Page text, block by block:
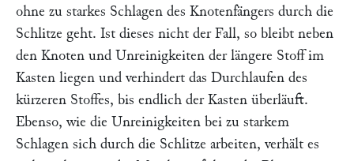
ohne zu starkes Schlagen des Knotenfängers durch die
Schlitze geht. Ist dieses nicht der Fall, so bleibt neben
den Knoten und Unreinigkeiten der längere Stoff im
Kasten liegen und verhindert das Durchlaufen des
kürzeren Stoffes, bis endlich der Kasten überläuft.
Ebenso, wie die Unreinigkeiten bei zu starkem
Schlagen sich durch die Schlitze arbeiten, verhält es